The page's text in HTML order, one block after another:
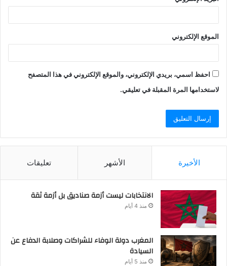
الموقع الإلكتروني
احفظ اسمي، بريدي الإلكتروني، والموقع الإلكتروني في هذا المتصفح
لاستخدامها المرة المقبلة في تعليقي.
الأخيرة الأشهر تعليقات
الانتخابات ليست أزمة صناديق بل أزمة ثقة
منذ 4 أيام
المغرب دولة الوفاء للشراكات وصلابة الدفاع عن
السيادة
منذ 5 أيام